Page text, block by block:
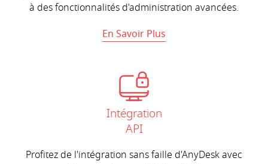
à des fonctionnalités d'administration avancées.
En Savoir Plus
Intégration
API
Profitez de l'intégration sans faille d'AnyDesk avec